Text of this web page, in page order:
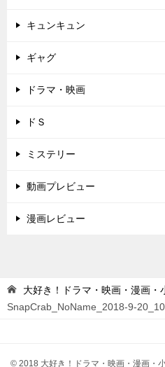
キュンキュン
ギャグ
ドラマ・映画
ドＳ
ミステリー
動画プレビュー
漫画レビュー
大好き！ドラマ・映画・漫画・
SnapCrab_NoName_2018-9-
© 2018 大好き！ドラマ・映画・漫画・